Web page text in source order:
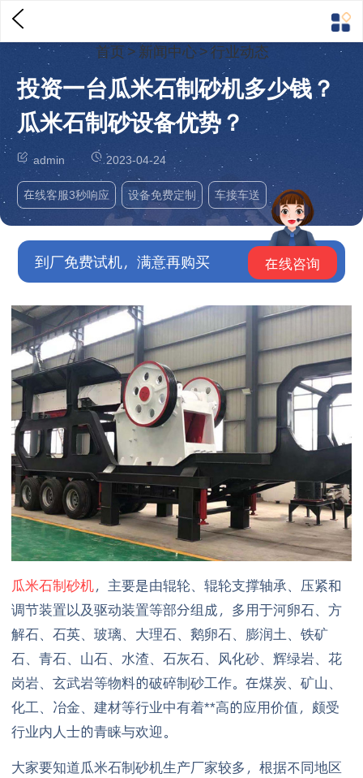
首页 > 新闻中心>行业动态
投资一台瓜米石制砂机多少钱？
瓜米石制砂设备优势？
admin 2023-04-24
在线客服3秒响应 设备免费定制 车接车送
到厂免费试机，满意再购买 在线咨询
瓜米石制砂机，主要是由辊轮、辊轮支撑轴承、压紧和
调节装置以及驱动装置等部分组成，多用于河卵石、方
解石、石英、玻璃、大理石、鹅卵石、膨润土、铁矿
石、青石、山石、水渣、石灰石、风化砂、辉绿岩、花
岗岩、玄武岩等物料的破碎制砂工作。在煤炭、矿山、
化工、冶金、建材等行业中有着**高的应用价值，颇受
行业内人士的青睐与欢迎。
大家要知道瓜米石制砂机生产厂家较多，根据不同地区